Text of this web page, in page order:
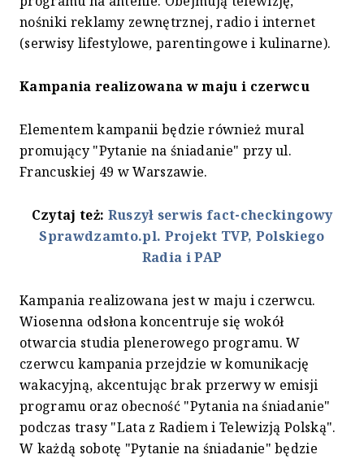
nośniki reklamy zewnętrznej, radio i internet
(serwisy lifestylowe, parentingowe i kulinarne).
Kampania realizowana w maju i czerwcu
Elementem kampanii będzie również mural
promujący "Pytanie na śniadanie" przy ul.
Francuskiej 49 w Warszawie.
Czytaj też: Ruszył serwis fact-checkingowy
Sprawdzamto.pl. Projekt TVP, Polskiego
Radia i PAP
Kampania realizowana jest w maju i czerwcu.
Wiosenna odsłona koncentruje się wokół
otwarcia studia plenerowego programu. W
czerwcu kampania przejdzie w komunikację
wakacyjną, akcentując brak przerwy w emisji
programu oraz obecność "Pytania na śniadanie"
podczas trasy "Lata z Radiem i Telewizją Polską".
W każdą sobotę "Pytanie na śniadanie" będzie